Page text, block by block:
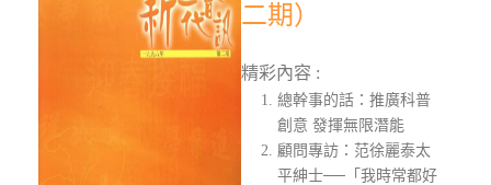
二期）
精彩內容 :
總幹事的話：推廣科普
創意 發揮無限潛能
顧問專訪：范徐麗泰太
平紳士──「我時常都好